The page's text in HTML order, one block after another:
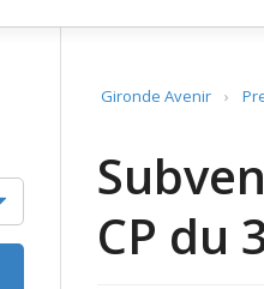
Gironde Avenir ›
CP du